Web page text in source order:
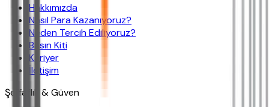
Hakkımızda
Nasıl Para Kazanıyoruz?
Neden Tercih Ediliyoruz?
Basın Kiti
Kariyer
İletişim
Şeffaflık & Güven